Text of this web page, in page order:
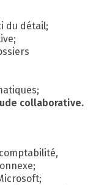
du détail;
collaborative.